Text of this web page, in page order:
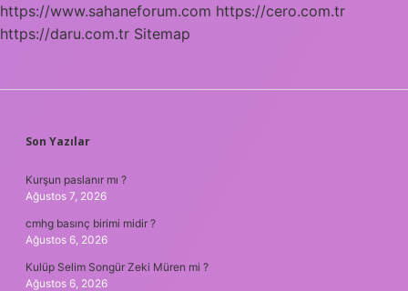
https://www.sahaneforum.com https://cero.com.tr
https://daru.com.tr Sitemap
SIDEBAR
Son Yazılar
Kurşun paslanır mı ?
Ağustos 7, 2026
cmhg basınç birimi midir ?
Ağustos 6, 2026
Kulüp Selim Songür Zeki Müren mi ?
Ağustos 6, 2026